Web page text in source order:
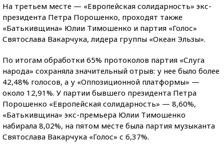
На третьем месте — «Европейская солидарность» экс-
президента Петра Порошенко, проходят также
«Батькивщина» Юлии Тимошенко и партия «Голос»
Святослава Вакарчука, лидера группы «Океан Эльзы».
По итогам обработки 65% протоколов партия «Слуга
народа» сохраняла значительный отрыв: у нее было более
42,48% голосов, а у «Оппозиционной платформы» —
около 12,91%. У партии бывшего президента Петра
Порошенко «Европейская солидарность» — 8,60%,
«Батькивщина» экс-премьера Юлии Тимошенко
набирала 8,02%, на пятом месте была партия музыканта
Святослава Вакарчука «Голос» с 6,37%.